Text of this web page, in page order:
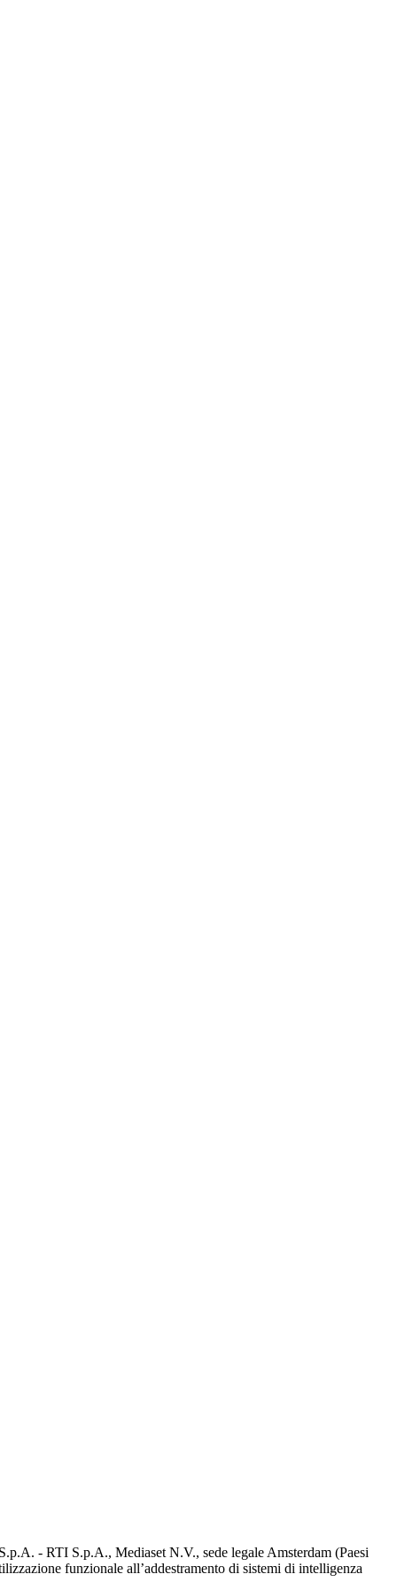
- RTI S.p.A., Mediaset N.V., sede legale Amsterdam (Paesi
funzionale all’addestramento di sistemi di intelligenza